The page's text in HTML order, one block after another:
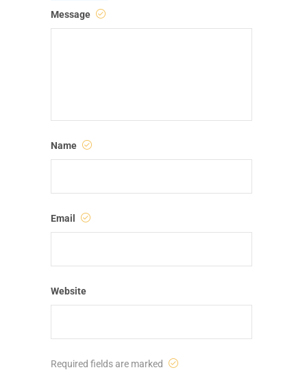
Message
Name
Email
Website
Required fields are marked